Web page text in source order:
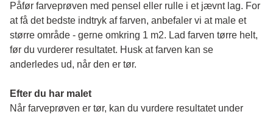
Påfør farveprøven med pensel eller rulle i et jævnt lag. For
at få det bedste indtryk af farven, anbefaler vi at male et
større område - gerne omkring 1 m2. Lad farven tørre helt,
før du vurderer resultatet. Husk at farven kan se
anderledes ud, når den er tør.
Efter du har malet
Når farveprøven er tør, kan du vurdere resultatet under